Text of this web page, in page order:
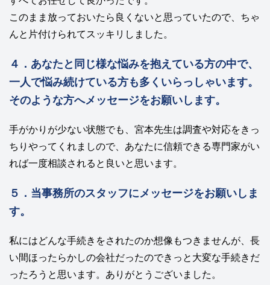
このまま放っておいたら良くないと思っていたので、ちゃ
んと片付けられてスッキリしました。
４．あなたと同じ様な悩みを抱えている方の中で、
一人で悩み続けている方も多くいらっしゃいます。
そのような方へメッセージをお願いします。
手がかりが少ない状態でも、宮本先生は調査や対応をきっ
ちりやってくれましので、あなたに信頼できる専門家がい
れば一度相談されると良いと思います。
５．当事務所のスタッフにメッセージをお願いしま
す。
私にはどんな手続きをされたのか想像もつきませんが、長
い間ほったらかしの会社だったのできっと大変な手続きだ
ったろうと思います。ありがとうございました。